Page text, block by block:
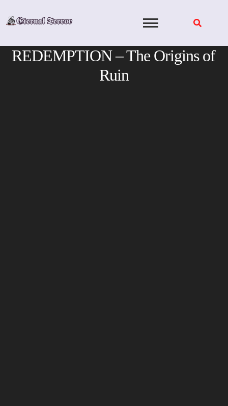
REDEMPTION – The Origins of
Ruin